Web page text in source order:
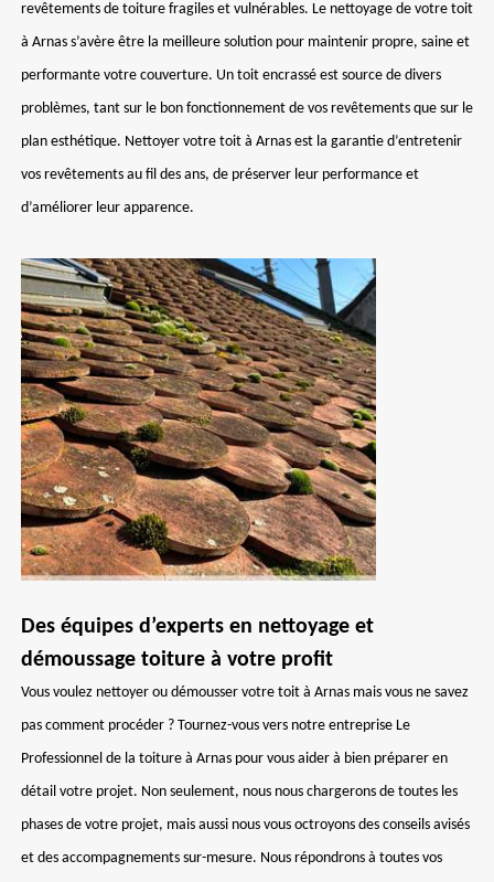
revêtements de toiture fragiles et vulnérables. Le nettoyage de votre toit
à Arnas s’avère être la meilleure solution pour maintenir propre, saine et
performante votre couverture. Un toit encrassé est source de divers
problèmes, tant sur le bon fonctionnement de vos revêtements que sur le
plan esthétique. Nettoyer votre toit à Arnas est la garantie d’entretenir
vos revêtements au fil des ans, de préserver leur performance et
d’améliorer leur apparence.
Des équipes d’experts en nettoyage et
démoussage toiture à votre profit
Vous voulez nettoyer ou démousser votre toit à Arnas mais vous ne savez
pas comment procéder ? Tournez-vous vers notre entreprise Le
Professionnel de la toiture à Arnas pour vous aider à bien préparer en
détail votre projet. Non seulement, nous nous chargerons de toutes les
phases de votre projet, mais aussi nous vous octroyons des conseils avisés
et des accompagnements sur-mesure. Nous répondrons à toutes vos